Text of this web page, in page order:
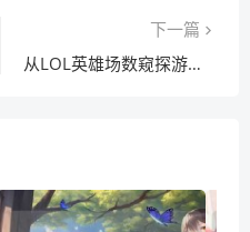
下一篇
从LOL英雄场数窥探游戏人生及清零方法